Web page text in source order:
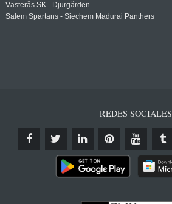
Västerås SK - Djurgården
Salem Spartans - Siechem Madurai Panthers
REDES SOCIALES